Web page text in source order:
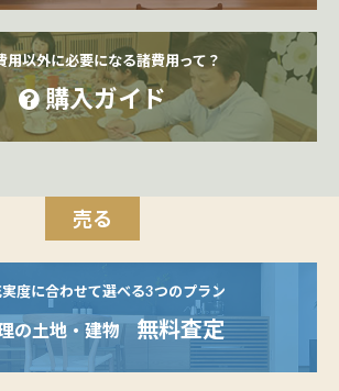
用以外に必要になる諸費用って？
購入ガイド
売る
度に合わせて選べる3つのプラン
の土地・建物 無料査定